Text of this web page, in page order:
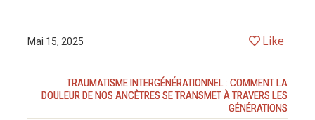
Mai 15, 2025 Like
TRAUMATISME INTERGÉNÉRATIONNEL : COMMENT LA
DOULEUR DE NOS ANCÊTRES SE TRANSMET À TRAVERS LES
GÉNÉRATIONS